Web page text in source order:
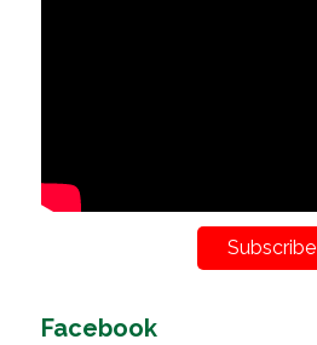
Subscribe
Facebook